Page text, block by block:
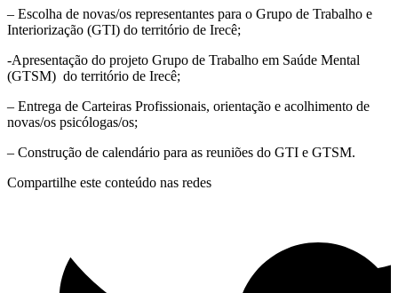
– Escolha de novas/os representantes para o Grupo de Trabalho e
Interiorização (GTI) do território de Irecê;
-Apresentação do projeto Grupo de Trabalho em Saúde Mental
(GTSM) do território de Irecê;
– Entrega de Carteiras Profissionais, orientação e acolhimento de
novas/os psicólogas/os;
– Construção de calendário para as reuniões do GTI e GTSM.
Compartilhe este conteúdo nas redes